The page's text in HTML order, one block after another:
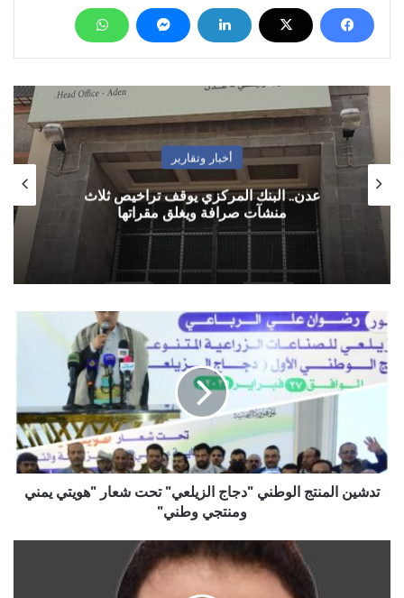
أخبار وتقارير
عدن.. البنك المركزي يوقف تراخيص ثلاث
منشآت صرافة ويغلق مقراتها
تدشين
المنتج
الوطني
"دجاج
الزيلعي"
شعار
"هويتي
يمني
ومنتجي
تدشين المنتج الوطني "دجاج الزيلعي" تحت شعار "هويتي يمني
ومنتجي وطني"